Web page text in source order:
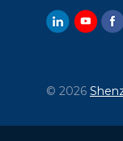
© 2026